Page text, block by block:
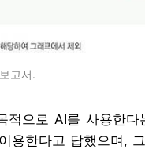
고서.
적으로 AI를 사용한
용한다고 답했으며,